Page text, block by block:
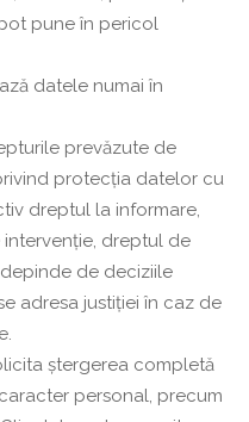
pune în pericol
datele numai în
prevăzute de
protecția datelor cu
dreptul la informare,
dreptul de
de deciziile
adresa justiției în caz de
ștergerea completă
personal, precum